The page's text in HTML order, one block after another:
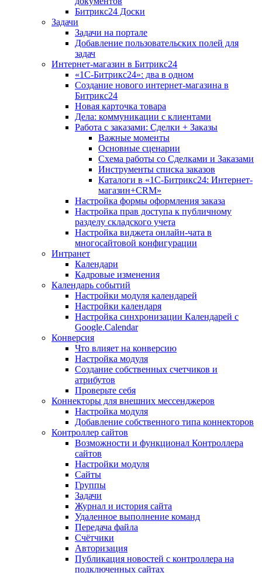
Битрикс24 Доски
Задачи
Задачи на портале
Добавление пользовательских полей для
задач
Интернет-магазин в Битрикс24
«1С-Битрикс24»: два в одном
Создание нового интернет-магазина в
Битрикс24
Новая карточка товара
Дела: коммуникации с клиентами
Работа с заказами: Сделки + Заказы
Важные моменты
Основные сценарии
Схема работы со Сделками и Заказами
Инструменты списка заказов
Каталоги в «1С-Битрикс24: Интернет-
магазин+CRM»
Настройка формы оформления заказа
Настройка прав доступа к публичному
разделу складского учета
Настройка виджета онлайн-чата в
многосайтовой конфигурации
Интранет
Календари
Кадровые изменения
Календарь событий
Настройки модуля календарей
Настройки календаря
Настройка синхронизации Календарей с
Google.Calendar
Конверсия
Что влияет на конверсию
Настройка модуля
Создание собственных счетчиков и
атрибутов
Проверьте себя
Коннекторы для внешних мессенджеров
Настройка модуля
Добавление собственного типа коннекторов
Контроллер сайтов
Возможности и функционал Контроллера
сайтов
Настройки модуля
Сайты
Группы
Задачи
Журнал и история сайта
Удаленное выполнение команд
Передача файла
Счётчики
Авторизация
Публикация новостей с контроллера на
подключенных сайтах